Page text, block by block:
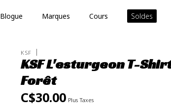
Blogue Marques Cours Soldes
KSF
KSF L'esturgeon T-
Forêt
C$30.00 Plus Taxes